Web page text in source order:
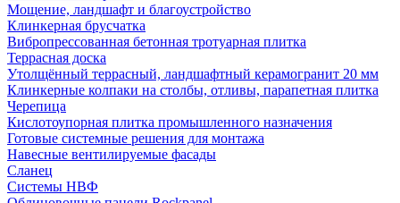
Мощение, ландшафт и благоустройство
Клинкерная брусчатка
Вибропрессованная бетонная тротуарная плитка
Террасная доска
Утолщённый террасный, ландшафтный керамогранит 20 мм
Клинкерные колпаки на столбы, отливы, парапетная плитка
Черепица
Кислотоупорная плитка промышленного назначения
Готовые системные решения для монтажа
Навесные вентилируемые фасады
Сланец
Системы НВФ